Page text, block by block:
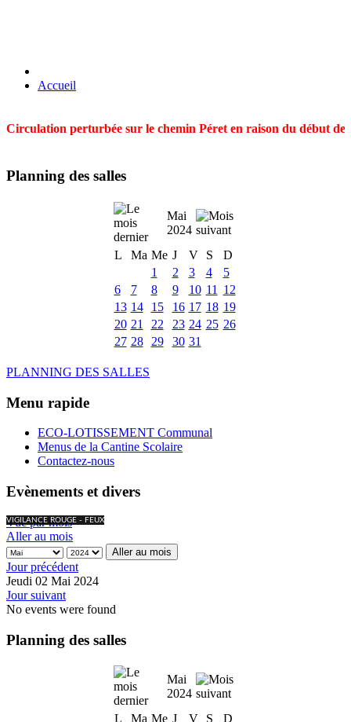
Accueil
Circulation perturbée sur le chemin Péret en raison du début
Planning des salles
Mai
2024
L
Ma Me J V S
D
1
2 3 4
5
6
7 8 9 10 11
12
13 14 15 16 17 18 19
20 21 22 23 24 25 26
27 28 29 30 31
PLANNING DES SALLES
Menu rapide
ECO-LOTISSEMENT Communal
Menus de la Cantine Scolaire
Contactez-nous
Evènements et divers
VIGILANCE ROUGE - FEUX
Vue par mois
Aller au mois
Aller au mois
Jour précédent
Jeudi 02 Mai 2024
Jour suivant
No events were found
Planning des salles
Mai
2024
L
Ma Me J V S
D